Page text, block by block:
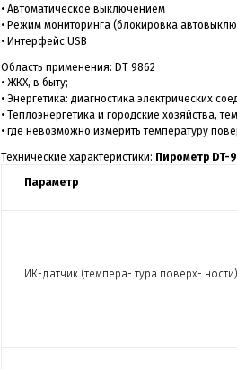
• Автоматическое выключением
• Режим мониторинга (блокировка
• Интерфейс USB
Область применения: DT 9862
• ЖКХ, в быту;
• Энергетика: диагностика электрических
• Теплоэнергетика и городские хозяйства,
• где невозможно измерить температуру
Технические характеристики: Пирометр DT-
Параметр
ИК-датчик (темпера- тура поверх- ности)